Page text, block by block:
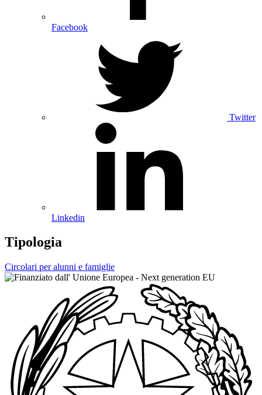
Facebook
Twitter
Linkedin
Tipologia
Circolari per alunni e famiglie